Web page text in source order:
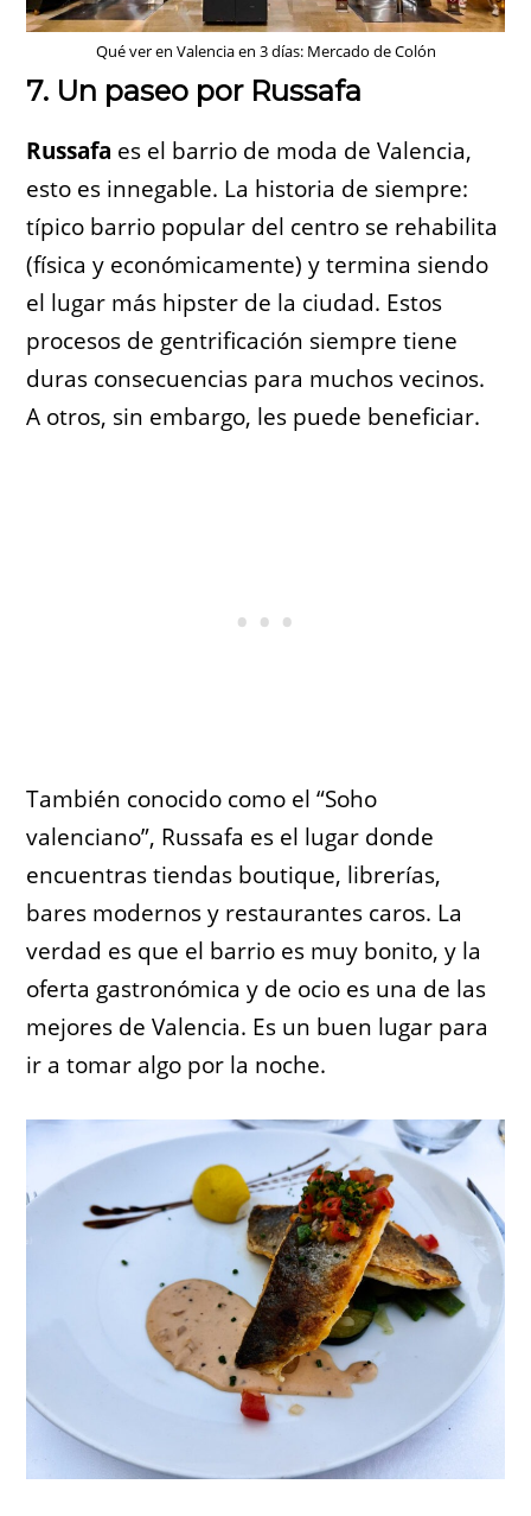
Qué ver en Valencia en 3 días: Mercado de Colón
7. Un paseo por Russafa
Russafa es el barrio de moda de Valencia,
esto es innegable. La historia de siempre:
típico barrio popular del centro se rehabilita
(física y económicamente) y termina siendo
el lugar más hipster de la ciudad. Estos
procesos de gentrificación siempre tiene
duras consecuencias para muchos vecinos.
A otros, sin embargo, les puede beneficiar.
También conocido como el “Soho
valenciano”, Russafa es el lugar donde
encuentras tiendas boutique, librerías,
bares modernos y restaurantes caros. La
verdad es que el barrio es muy bonito, y la
oferta gastronómica y de ocio es una de las
mejores de Valencia. Es un buen lugar para
ir a tomar algo por la noche.